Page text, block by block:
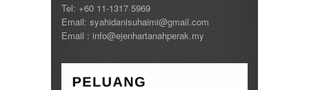
Tel: +60 11-1317 5969
Email: syahidanisuhaimi@gmail.com
Email : info@ejenhartanahperak.my